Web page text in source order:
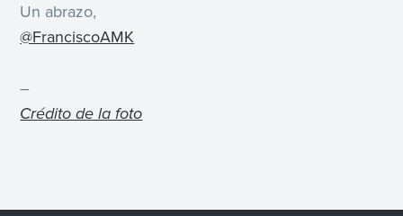
Un abrazo,
@FranciscoAMK
–
Crédito de la foto